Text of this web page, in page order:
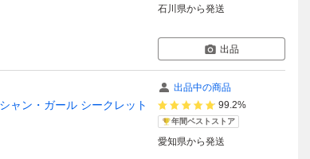
石川県から発送
出品
ャン・ガール シークレット
出品中の商品
99.2%
年間ベストストア
愛知県から発送